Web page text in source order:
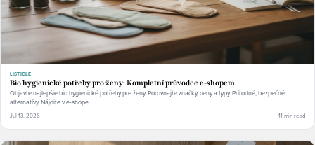
LISTICLE
Bio hygienické potřeby pro ženy: Kompletní průvodce e-shopem
Objavte najlepšie bio hygienické potřeby pre ženy. Porovnajte značky, ceny a typy. Prírodné, bezpečné
alternatívy. Nájdite v e-shope.
Jul 13, 2026 11 min read